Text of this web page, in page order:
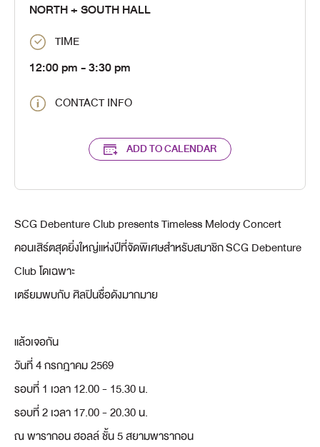
NORTH + SOUTH HALL
TIME
12:00 pm- 3:30 pm
CONTACT INFO
ADD TO CALENDAR
SCG Debenture Club presents Timeless Melody Concert
คอนเสิร์ตสุดยิ่งใหญ่แห่งปีที่จัดพิเศษสำหรับสมาชิก SCG Debenture
Club โดเฉพาะ
เตรียมพบกับ ศิลปินชื่อดังมากมาย
แล้วเจอกัน
วันที่ 4 กรกฎาคม 2569
รอบที่ 1 เวลา 12.00 - 15.30 น.
รอบที่ 2 เวลา 17.00 - 20.30 น.
ณ พารากอน ฮอลล์ ชั้น 5 สยามพารากอน